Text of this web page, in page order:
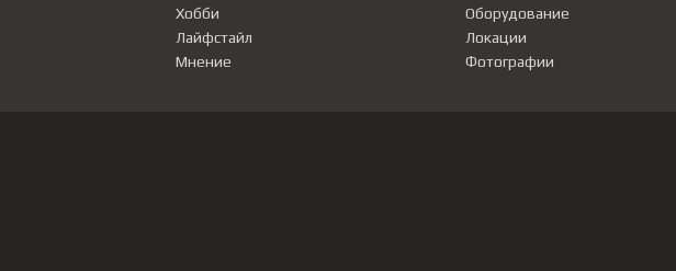
Хобби
Лайфстайл
Мнение
Оборудование
Локации
Фотографии